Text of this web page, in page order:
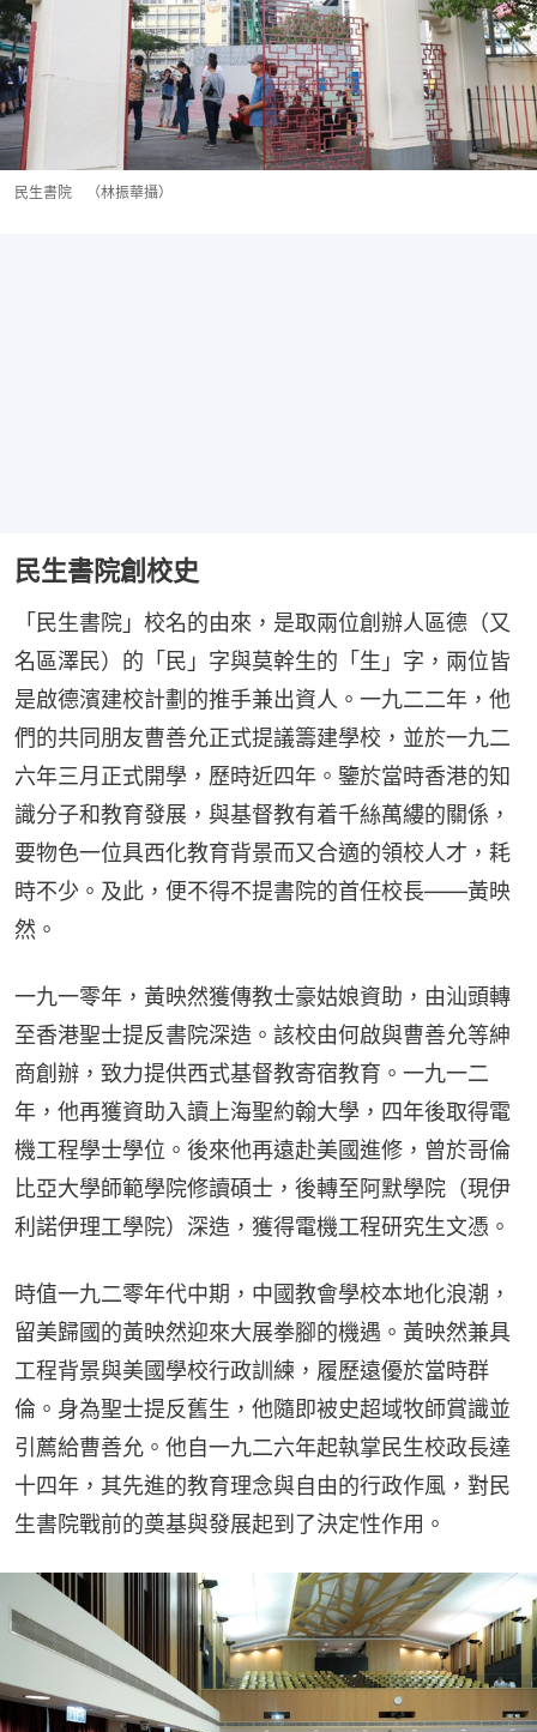
民生書院 （林振華攝）
民生書院創校史
「民生書院」校名的由來，是取兩位創辦人區德（又
名區澤民）的「民」字與莫幹生的「生」字，兩位皆
是啟德濱建校計劃的推手兼出資人。一九二二年，他
們的共同朋友曹善允正式提議籌建學校，並於一九二
六年三月正式開學，歷時近四年。鑒於當時香港的知
識分子和教育發展，與基督教有着千絲萬縷的關係，
要物色一位具西化教育背景而又合適的領校人才，耗
時不少。及此，便不得不提書院的首任校長——黃映
然。
一九一零年，黃映然獲傳教士豪姑娘資助，由汕頭轉
至香港聖士提反書院深造。該校由何啟與曹善允等紳
商創辦，致力提供西式基督教寄宿教育。一九一二
年，他再獲資助入讀上海聖約翰大學，四年後取得電
機工程學士學位。後來他再遠赴美國進修，曾於哥倫
比亞大學師範學院修讀碩士，後轉至阿默學院（現伊
利諾伊理工學院）深造，獲得電機工程研究生文憑。
時值一九二零年代中期，中國教會學校本地化浪潮，
留美歸國的黃映然迎來大展拳腳的機遇。黃映然兼具
工程背景與美國學校行政訓練，履歷遠優於當時群
倫。身為聖士提反舊生，他隨即被史超域牧師賞識並
引薦給曹善允。他自一九二六年起執掌民生校政長達
十四年，其先進的教育理念與自由的行政作風，對民
生書院戰前的奠基與發展起到了決定性作用。